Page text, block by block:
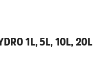
1L, 5L, 10L, 20L